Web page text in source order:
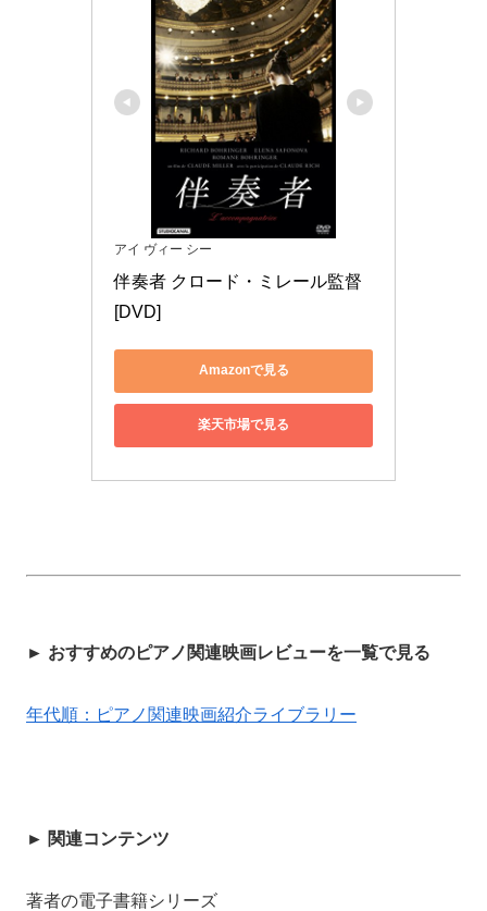
アイ ヴィー シー
伴奏者 クロード・ミレール監督
[DVD]
Amazonで見る
楽天市場で見る
► おすすめのピアノ関連映画レビューを一覧で見る
年代順：ピアノ関連映画紹介ライブラリー
► 関連コンテンツ
著者の電子書籍シリーズ